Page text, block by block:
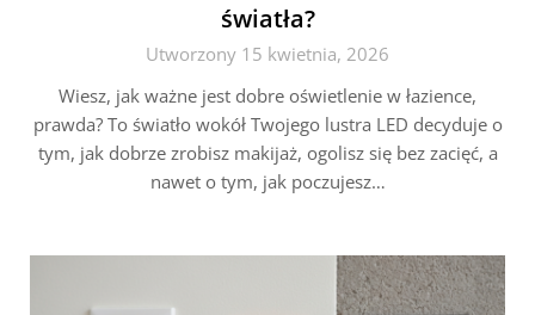
światła?
Utworzony 15 kwietnia, 2026
Wiesz, jak ważne jest dobre oświetlenie w łazience,
prawda? To światło wokół Twojego lustra LED decyduje o
tym, jak dobrze zrobisz makijaż, ogolisz się bez zacięć, a
nawet o tym, jak poczujesz…